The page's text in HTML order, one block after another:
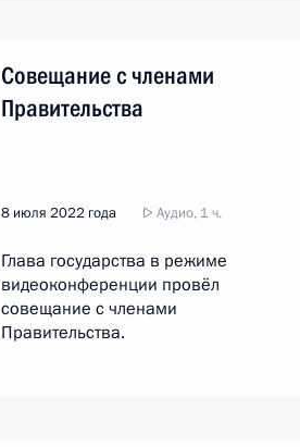
Совещание с членами
Правительства
8 июля 2022 года Аудио, 1 ч.
Глава государства в режиме
видеоконференции провёл
совещание с членами
Правительства.